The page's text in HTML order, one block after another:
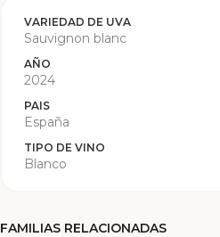
VARIEDAD DE UVA
Sauvignon blanc
AÑO
2024
PAIS
España
TIPO DE VINO
Blanco
FAMILIAS RELACIONADAS